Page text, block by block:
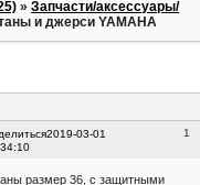
»Запчасти/аксессуары/
и джерси YAMAHA
1
2019-03-01
размер 36, с защитными